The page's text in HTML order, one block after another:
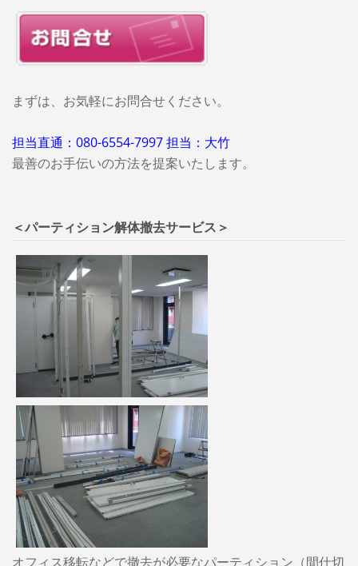
まずは、お気軽にお問合せください。
担当直通：080-6554-7997 担当：大竹
最善のお手伝いの方法を提案いたします。
＜パーティション解体撤去サービス＞
オフィス移転などで撤去が必要なパーティション（間仕切